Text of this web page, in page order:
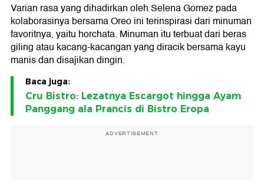
Varian rasa yang dihadirkan oleh Selena Gomez pada
kolaborasinya bersama Oreo ini terinspirasi dari minuman
favoritnya, yaitu horchata. Minuman itu terbuat dari beras
giling atau kacang-kacangan yang diracik bersama kayu
manis dan disajikan dingin.
Baca juga:
Cru Bistro: Lezatnya Escargot hingga Ayam
Panggang ala Prancis di Bistro Eropa
ADVERTISEMENT